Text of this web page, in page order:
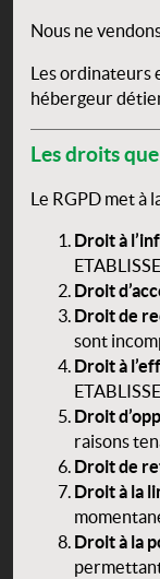
Nous ne
Les ordinateurs
hébergeur
Les droits
Le RGPD met à
Droit à
Droit
Droit de
sont
Droit à
Droit
raisons
Droit de
Droit à la
Droit à la